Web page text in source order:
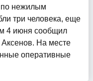
по нежилым
три человека, еще
4 июня сообщил
На месте
оперативные